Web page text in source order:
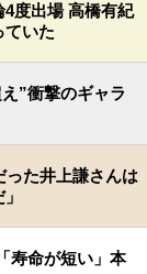
度出場 高橋有紀
ていた
”衝撃のギャラ
った井上謙さんは
寿命が短い」本